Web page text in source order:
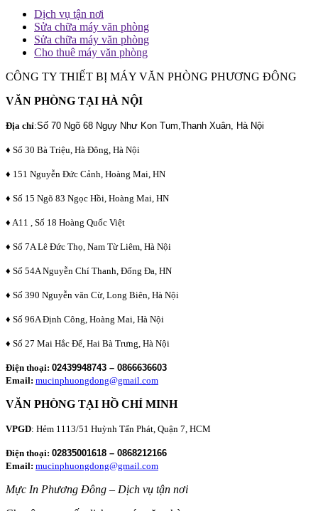
Dịch vụ tận nơi
Sửa chữa máy văn phòng
Sửa chữa máy văn phòng
Cho thuê máy văn phòng
CÔNG TY THIẾT BỊ MÁY VĂN PHÒNG PHƯƠNG ĐÔNG
VĂN PHÒNG TẠI HÀ NỘI
Địa chỉ:Số 70 Ngõ 68 Ngụy Như Kon Tum,Thanh Xuân, Hà Nội
♦ Số 30 Bà Triệu, Hà Đông, Hà Nội
♦ 151 Nguyễn Đức Cảnh, Hoàng Mai, HN
♦ Số 15 Ngõ 83 Ngọc Hồi, Hoàng Mai, HN
♦ A11 , Số 18 Hoàng Quốc Việt
♦ Số 7A Lê Đức Thọ, Nam Từ Liêm, Hà Nội
♦ Số 54A Nguyễn Chí Thanh, Đống Đa, HN
♦ Số 390 Nguyễn văn Cừ, Long Biên, Hà Nội
♦ Số 96A Định Công, Hoàng Mai, Hà Nội
♦ Số 27 Mai Hắc Đế, Hai Bà Trưng, Hà Nội
Điện thoại: 02439948743 – 0866636603
Email: mucinphuongdong@gmail.com
VĂN PHÒNG TẠI HỒ CHÍ MINH
VPGD: Hẻm 1113/51 Huỳnh Tấn Phát, Quận 7, HCM
Điện thoại: 02835001618 – 0868212166
Email: mucinphuongdong@gmail.com
Mực In Phương Đông – Dịch vụ tận nơi